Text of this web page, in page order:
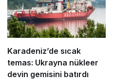
Karadeniz’de sıcak
temas: Ukrayna nükleer
devin gemisini batırdı